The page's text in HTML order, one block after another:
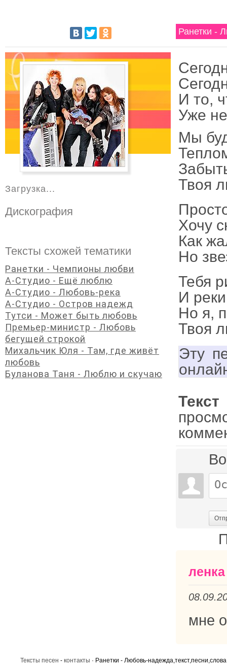
Ранетки -
И то,
Уже
Мы
Твоя
Хочу
Как
Но
Тебя
И
Но я,
Твоя
Эту
ленка
мне
Загрузка...
Дискография
Тексты схожей тематики
Ранетки - Чемпионы любви
А-Студио - Ещё люблю
А-Студио - Любовь-река
А-Студио - Остров надежд
Тутси - Может быть любовь
Премьер-министр - Любовь
бегущей строкой
Михальчик Юля - Там, где живёт
любовь
Буланова Таня - Люблю и скучаю
Тексты песен - контакты · Ранетки - Любовь-